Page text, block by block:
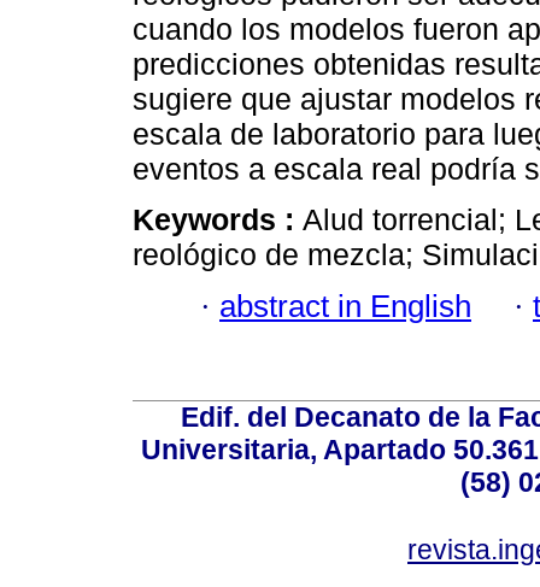
cuando los modelos fueron
predicciones obtenidas
sugiere que ajustar modelos
escala de laboratorio para
eventos a escala real podría
Keywords : Alud torrencial;
reológico de mezcla;
· abstract in English ·
Edif. del Decanato de la
Universitaria, Apartado
(58)